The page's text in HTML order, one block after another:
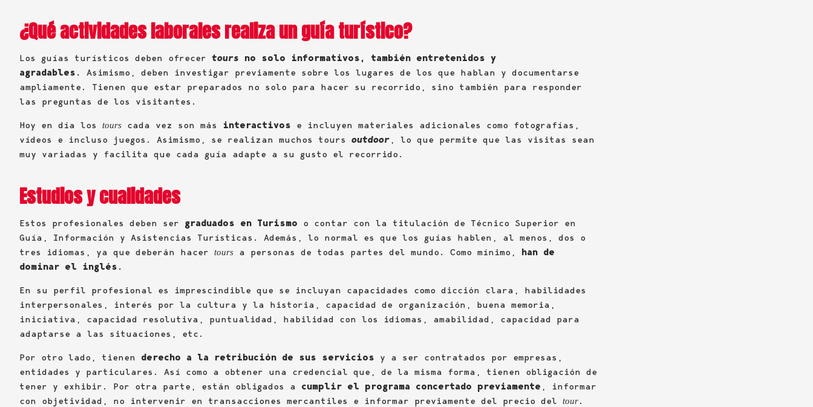
¿Qué actividades laborales realiza un guía turístico?
Los guías turísticos deben ofrecer tours no solo informativos, también entretenidos y
agradables.
Asimismo, deben investigar previamente sobre los lugares de los que hablan y documentarse
ampliamente. Tienen que estar preparados no solo para hacer su recorrido, sino también para responder
las preguntas de los visitantes.
Hoy en día los tours cada vez son más interactivos e incluyen materiales adicionales como fotografías,
vídeos e incluso juegos. Asimismo, se realizan muchos tours
outdoor , lo que permite que las visitas sean
muy variadas y facilita que cada guía adapte a su gusto el recorrido.
Estudios y cualidades
Estos profesionales deben ser graduados en Turismo o contar con la titulación de Técnico Superior en
Guía, Información y Asistencias Turísticas. Además, lo normal es que los guías hablen, al menos, dos o
tres idiomas, ya que deberán hacer tours a personas de todas partes del mundo. Como mínimo, han de
dominar el inglés.
En su perfil profesional es imprescindible que se incluyan capacidades como dicción clara, habilidades
interpersonales, interés por la cultura y la historia, capacidad de organización, buena memoria,
iniciativa, capacidad resolutiva, puntualidad, habilidad con los idiomas, amabilidad, capacidad para
adaptarse a las situaciones, etc.
Por otro lado, tienen derecho a la retribución de sus servicios y a ser contratados por empresas,
entidades y particulares. Así como a obtener una credencial que, de la misma forma, tienen obligación de
tener y exhibir. Por otra parte, están obligados a cumplir el programa concertado previamente , informar
con objetividad, no intervenir en transacciones mercantiles e informar previamente del precio del tour.